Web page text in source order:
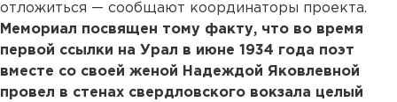
отложиться — сообщают координаторы проекта.
Мемориал посвящен тому факту, что во время
первой ссылки на Урал в июне 1934 года поэт
вместе со своей женой Надеждой Яковлевной
провел в стенах свердловского вокзала целый